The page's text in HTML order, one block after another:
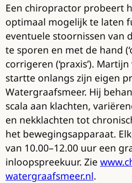
Een chiropractor probeert
optimaal mogelijk te laten
eventuele stoornissen van
te sporen en met de hand
corrigeren (‘praxis’).
startte onlangs zijn eigen
Watergraafsmeer. Hij
scala aan klachten,
en nekklachten tot
het bewegingsapparaat.
van 10.00–12.00 uur een
inloopspreekuur. Zie
watergraafsmeer.nl.